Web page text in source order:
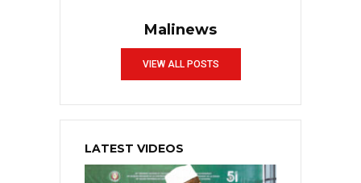
Malinews
VIEW ALL POSTS
LATEST VIDEOS